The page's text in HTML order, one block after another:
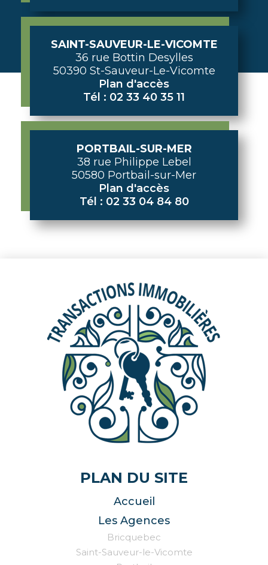
SAINT-SAUVEUR-LE-VICOMTE
36 rue Bottin Desylles
50390 St-Sauveur-Le-Vicomte
Plan d'accès
Tél : 02 33 40 35 11
PORTBAIL-SUR-MER
38 rue Philippe Lebel
50580 Portbail-sur-Mer
Plan d'accès
Tél : 02 33 04 84 80
PLAN DU SITE
Accueil
Les Agences
Bricquebec
Saint-Sauveur-le-Vicomte